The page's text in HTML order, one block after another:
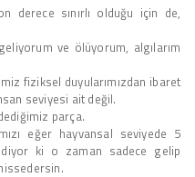
derece sınırlı olduğu için de,
ve ölüyorum, algılarım
fiziksel duyularımızdan ibaret
seviyesi ait değil.
parça.
eğer hayvansal seviyede 5
ki o zaman sadece gelip